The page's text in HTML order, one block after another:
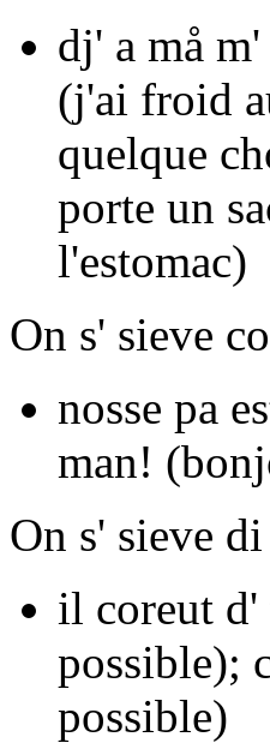
dj' a må m'
(j'ai froid
quelque
porte un
l'estomac)
On s' sieve
nosse pa
man!
On s' sieve
il coreut d'
possible);
possible)